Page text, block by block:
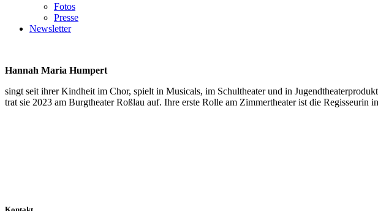
Fotos
Presse
Newsletter
Hannah Maria Humpert
singt seit ihrer Kindheit im Chor, spielt in Musicals, im Schultheater und in
trat sie 2023 am Burgtheater Roßlau auf. Ihre erste Rolle am Zimmertheater ist die Regisseurin